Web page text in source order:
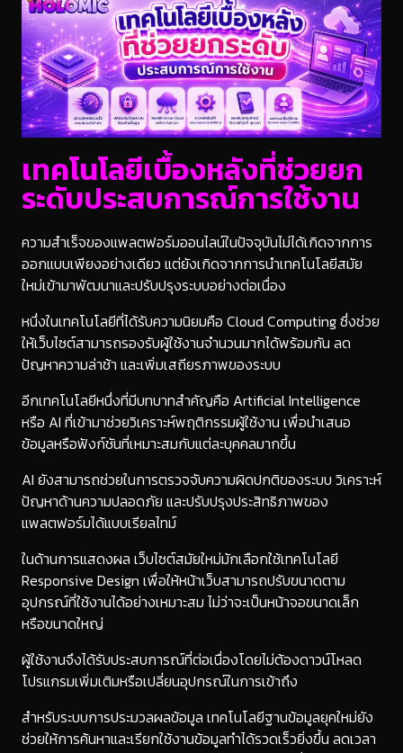
เทคโนโลยีเบื้องหลังที่ช่วยยก
ระดับประสบการณ์การใช้งาน
ความสำเร็จของแพลตฟอร์มออนไลน์ในปัจจุบันไม่ได้เกิดจากการ
ออกแบบเพียงอย่างเดียว แต่ยังเกิดจากการนำเทคโนโลยีสมัย
ใหม่เข้ามาพัฒนาและปรับปรุงระบบอย่างต่อเนื่อง
หนึ่งในเทคโนโลยีที่ได้รับความนิยมคือ Cloud Computing ซึ่งช่วย
ให้เว็บไซต์สามารถรองรับผู้ใช้งานจำนวนมากได้พร้อมกัน ลด
ปัญหาความล่าช้า และเพิ่มเสถียรภาพของระบบ
อีกเทคโนโลยีหนึ่งที่มีบทบาทสำคัญคือ Artificial Intelligence
หรือ AI ที่เข้ามาช่วยวิเคราะห์พฤติกรรมผู้ใช้งาน เพื่อนำเสนอ
ข้อมูลหรือฟังก์ชันที่เหมาะสมกับแต่ละบุคคลมากขึ้น
AI ยังสามารถช่วยในการตรวจจับความผิดปกติของระบบ วิเคราะห์
ปัญหาด้านความปลอดภัย และปรับปรุงประสิทธิภาพของ
แพลตฟอร์มได้แบบเรียลไทม์
ในด้านการแสดงผล เว็บไซต์สมัยใหม่มักเลือกใช้เทคโนโลยี
Responsive Design เพื่อให้หน้าเว็บสามารถปรับขนาดตาม
อุปกรณ์ที่ใช้งานได้อย่างเหมาะสม ไม่ว่าจะเป็นหน้าจอขนาดเล็ก
หรือขนาดใหญ่
ผู้ใช้งานจึงได้รับประสบการณ์ที่ต่อเนื่องโดยไม่ต้องดาวน์โหลด
โปรแกรมเพิ่มเติมหรือเปลี่ยนอุปกรณ์ในการเข้าถึง
สำหรับระบบการประมวลผลข้อมูล เทคโนโลยีฐานข้อมูลยุคใหม่ยัง
ช่วยให้การค้นหาและเรียกใช้งานข้อมูลทำได้รวดเร็วยิ่งขึ้น ลดเวลา